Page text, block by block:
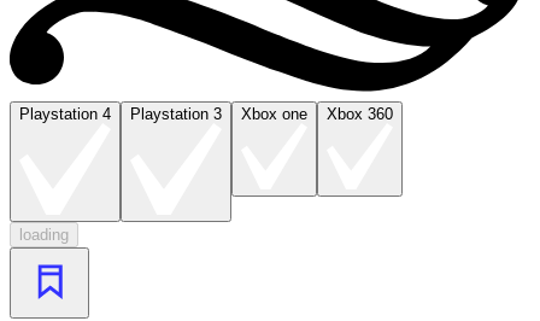
Playstation 4 Playstation 3 Xbox one Xbox 360
loading